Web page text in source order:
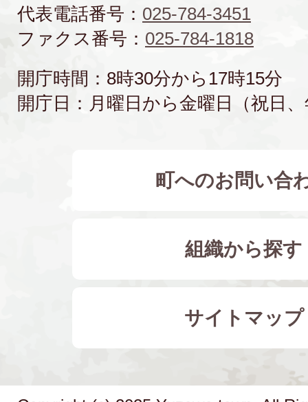
代表電話番号： 025-784-3451
ファクス番号： 025-784-1818
開庁時間：8時30分から17時15分
開庁日：月曜日から金曜日（祝日
町へのお問い合
組織から探す
サイトマップ